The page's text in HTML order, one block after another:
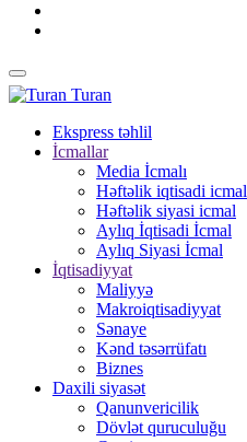
Turan
Ekspress təhlil
İcmallar
Media İcmalı
Həftəlik iqtisadi icmal
Həftəlik siyasi icmal
Aylıq İqtisadi İcmal
Aylıq Siyasi İcmal
İqtisadiyyat
Maliyyə
Makroiqtisadiyyat
Sənaye
Kənd təsərrüfatı
Biznes
Daxili siyasət
Qanunvericilik
Dövlət quruculuğu